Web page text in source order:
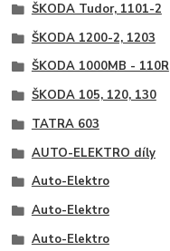
ŠKODA Tudor, 1101-2
ŠKODA 1200-2, 1203
ŠKODA 1000MB - 110R
ŠKODA 105, 120, 130
TATRA 603
AUTO-ELEKTRO díly
Auto-Elektro
Auto-Elektro
Auto-Elektro